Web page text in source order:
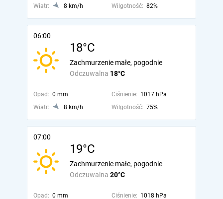
Wiatr:
8 km/h Wilgotność: 82%
06:00
18°C
Odczuwalna 18°C
Zachmurzenie małe, pogodnie
Opad: 0 mm Ciśnienie: 1017 hPa
Wiatr:
8 km/h Wilgotność: 75%
07:00
19°C
Odczuwalna 20°C
Zachmurzenie małe, pogodnie
Opad: 0 mm Ciśnienie: 1018 hPa